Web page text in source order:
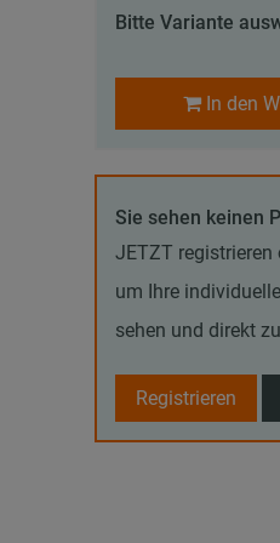
Bitte Variante
In den
Sie sehen keinen
JETZT registrieren
um Ihre
sehen und direkt
Registrieren